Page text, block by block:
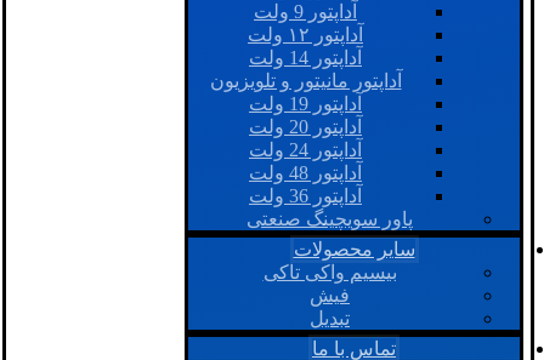
آداپتور 9 ولت
آداپتور ۱۲ ولت
آداپتور 14 ولت
آداپتور مانیتور و تلویزیون
آداپتور 19 ولت
آداپتور 20 ولت
آداپتور 24 ولت
آداپتور 48 ولت
آداپتور 36 ولت
پاور سویچینگ صنعتی
سایر محصولات
بیسیم واکی تاکی
فیش
تبدیل
تماس با ما